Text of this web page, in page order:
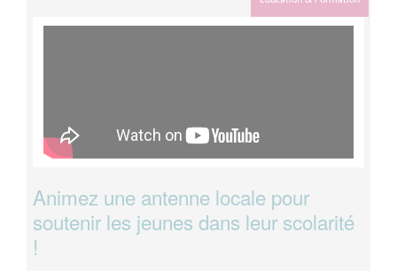
Animez une antenne locale pour
soutenir les jeunes dans leur scolarité
!